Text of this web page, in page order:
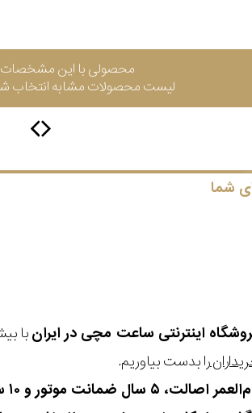
محصولی با این
لیست محصولات مشابه انتخاب
شما
اینترنتی ساعت مچی در ایران
را بدست بیاوریم.
موتور و ۱۰ سال تعویض رایگان باتری